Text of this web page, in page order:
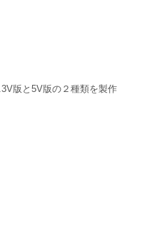
版と5V版の２種類を製作